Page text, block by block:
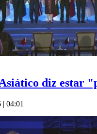
diz estar
| 04:01